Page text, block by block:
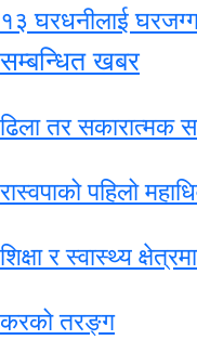
१३ घरधनीलाई
सम्बन्धित खबर
ढिला तर सकारात्मक
रास्वपाको पहिलो
शिक्षा र स्वास्थ्य
करको तरङ्ग